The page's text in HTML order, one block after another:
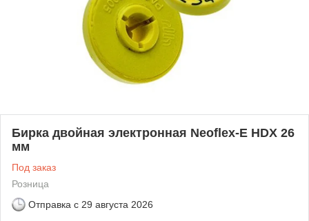
Бирка двойная электронная Neoflex-E HDX 26
мм
Под заказ
Розница
Отправка с 29 августа 2026